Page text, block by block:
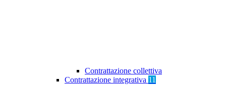
Contrattazione collettiva
Contrattazione integrativa 11